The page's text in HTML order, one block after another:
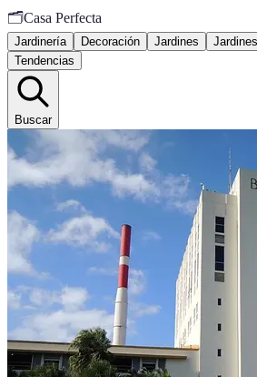
🗂️Casa Perfecta
Jardinería Decoración Jardines
Tendencias
Buscar